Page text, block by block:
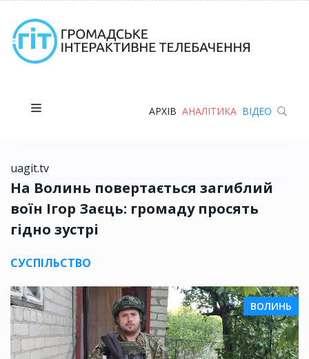
АРХІВ АНАЛІТИКА ВІДЕО
uagit.tv
На Волинь повертається загиблий
воїн Ігор Заєць: громаду просять
гідно зустрі
СУСПІЛЬСТВО
ВОЛИНЬ